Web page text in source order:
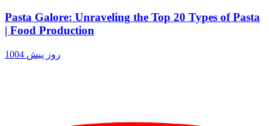
Pasta Galore: Unraveling the Top 20 Types of Pasta
| Food Production
1004 روز پیش